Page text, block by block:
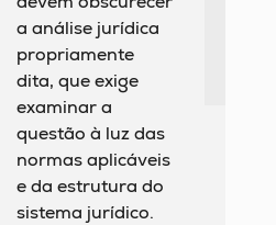
a análise jurídica
propriamente
dita, que exige
examinar a
questão à luz das
normas aplicáveis
e da estrutura do
sistema jurídico.